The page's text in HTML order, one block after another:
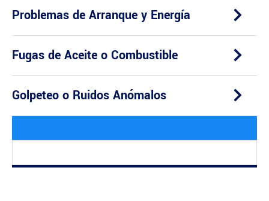
Problemas de Arranque y Energía
Fugas de Aceite o Combustible
Golpeteo o Ruidos Anómalos